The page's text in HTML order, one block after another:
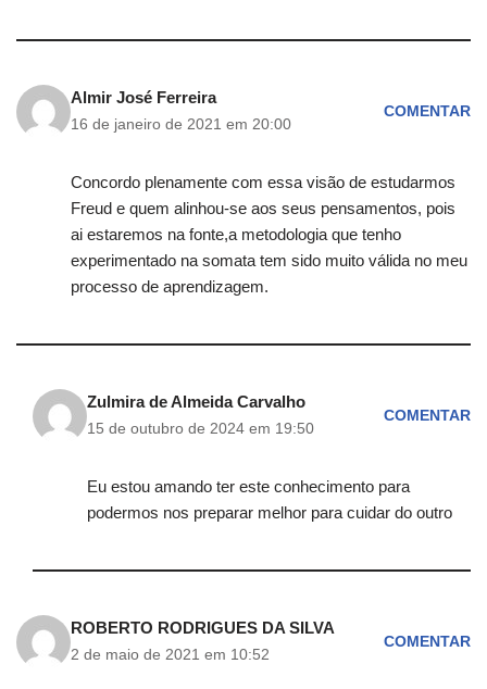
Almir José Ferreira
16 de janeiro de 2021 em 20:00
COMENTAR
Concordo plenamente com essa visão de estudarmos
Freud e quem alinhou-se aos seus pensamentos, pois
ai estaremos na fonte,a metodologia que tenho
experimentado na somata tem sido muito válida no meu
processo de aprendizagem.
Zulmira de Almeida Carvalho
15 de outubro de 2024 em 19:50
COMENTAR
Eu estou amando ter este conhecimento para
podermos nos preparar melhor para cuidar do outro
ROBERTO RODRIGUES DA SILVA
2 de maio de 2021 em 10:52
COMENTAR